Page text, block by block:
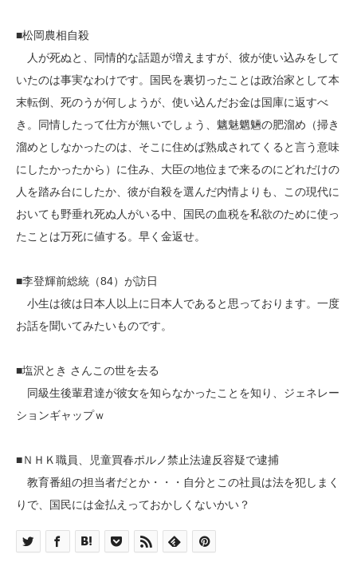
■松岡農相自殺
人が死ぬと、同情的な話題が増えますが、彼が使い込みをして
いたのは事実なわけです。国民を裏切ったことは政治家として本
末転倒、死のうが何しようが、使い込んだお金は国庫に返すべ
き。同情したって仕方が無いでしょう、魑魅魍魎の肥溜め（掃き
溜めとしなかったのは、そこに住めば熟成されてくると言う意味
にしたかったから）に住み、大臣の地位まで来るのにどれだけの
人を踏み台にしたか、彼が自殺を選んだ内情よりも、この現代に
おいても野垂れ死ぬ人がいる中、国民の血税を私欲のために使っ
たことは万死に値する。早く金返せ。
■李登輝前総統（84）が訪日
小生は彼は日本人以上に日本人であると思っております。一度
お話を聞いてみたいものです。
■塩沢とき さんこの世を去る
同級生後輩君達が彼女を知らなかったことを知り、ジェネレー
ションギャップｗ
■ＮＨＫ職員、児童買春ポルノ禁止法違反容疑で逮捕
教育番組の担当者だとか・・・自分とこの社員は法を犯しまく
りで、国民には金払えっておかしくないかい？